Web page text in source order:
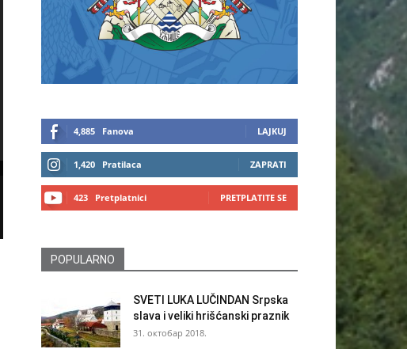
4,885 Fanova LAJKUJ
1,420 Pratilaca ZAPRATI
423 Pretplatnici PRETPLATITE SE
POPULARNO
SVETI LUKA LUČINDAN Srpska
slava i veliki hrišćanski praznik
31. октобар 2018.